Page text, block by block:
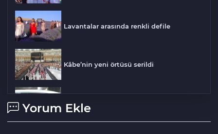
Lavantalar arasında renkli defile
Kâbe’nin yeni örtüsü serildi
uğurlandı
Yorum Ekle